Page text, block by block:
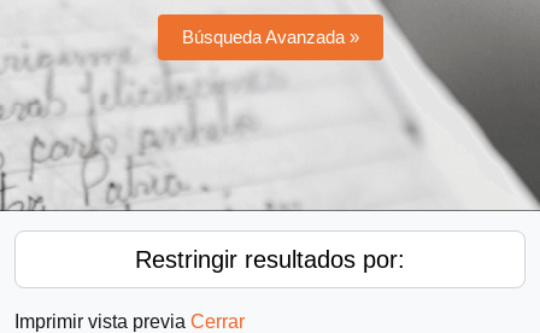
Búsqueda Avanzada »
Restringir resultados por:
Imprimir vista previa Cerrar